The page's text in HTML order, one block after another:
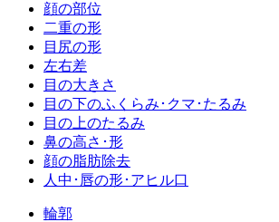
顔の部位
二重の形
目尻の形
左右差
目の大きさ
目の下のふくらみ･クマ･たるみ
目の上のたるみ
鼻の高さ･形
顔の脂肪除去
人中･唇の形･アヒル口
輪郭